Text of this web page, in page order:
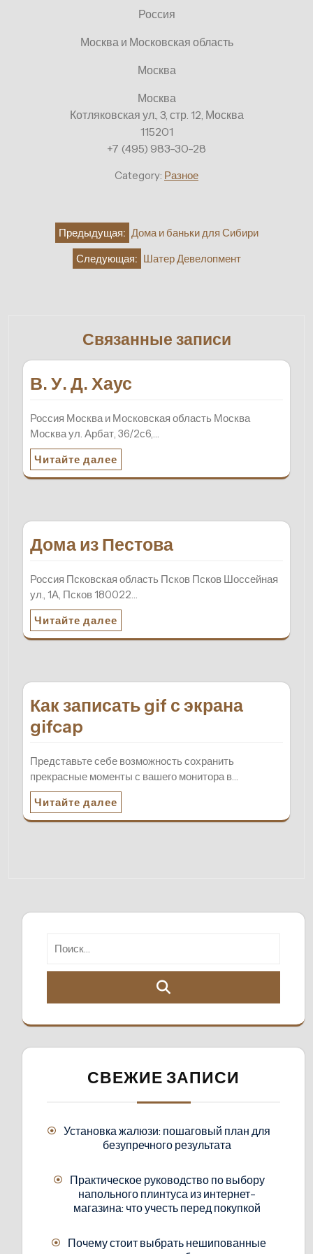
Россия
Москва и Московская область
Москва
Москва
Котляковская ул., 3, стр. 12, Москва
115201
+7 (495) 983-30-28
Category: Разное
Навигация
записям
Предыдущая: Дома и баньки для Сибири
Следующая: Шатер Девелопмент
Связанные записи
В. У. Д. Хаус
Россия Москва и Московская область Москва
Москва ул. Арбат, 36/2с6,…
Читайте далее
Дома из Пестова
Россия Псковская область Псков Псков Шоссейная
ул., 1А, Псков 180022…
Читайте далее
Как записать gif с экрана
gifcap
Представьте себе возможность сохранить
прекрасные моменты с вашего монитора в…
Читайте далее
СВЕЖИЕ ЗАПИСИ
Установка жалюзи: пошаговый план для
безупречного результата
Практическое руководство по выбору
напольного плинтуса из интернет-
магазина: что учесть перед покупкой
Почему стоит выбрать нешипованные